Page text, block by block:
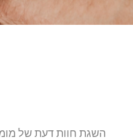
השגת חוות דעת של